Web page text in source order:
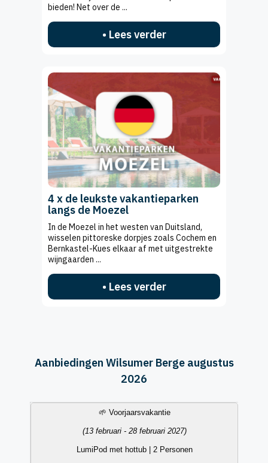
bieden! Net over de ...
• Lees verder
4 x de leukste vakantieparken
langs de Moezel
In de Moezel in het westen van Duitsland,
wisselen pittoreske dorpjes zoals Cochem en
Bernkastel-Kues elkaar af met uitgestrekte
wijngaarden ...
• Lees verder
Aanbiedingen Wilsumer Berge augustus
2026
Datum Accommodatietype
🌱 Voorjaarsvakantie
(13 februari - 28 februari 2027)
LumiPod met hottub | 2 Personen